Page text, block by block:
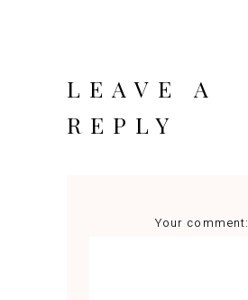
LEAVE A
REPLY
Your comment: